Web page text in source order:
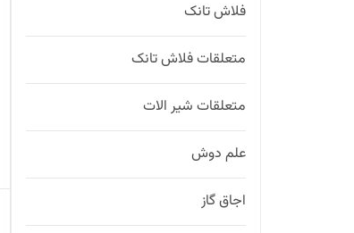
فلاش تانک
متعلقات فلاش تانک
متعلقات شیر الات
علم دوش
اجاق گاز